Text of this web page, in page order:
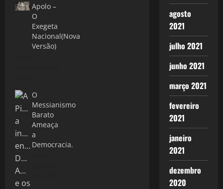
Apolo –
O
Exegeta
Nacional(Nova
Versão)
O
Messianismo
Barato
Ameaça
a
Democracia.
agosto
2021
julho 2021
junho 2021
março 2021
fevereiro
2021
janeiro
2021
dezembro
2020